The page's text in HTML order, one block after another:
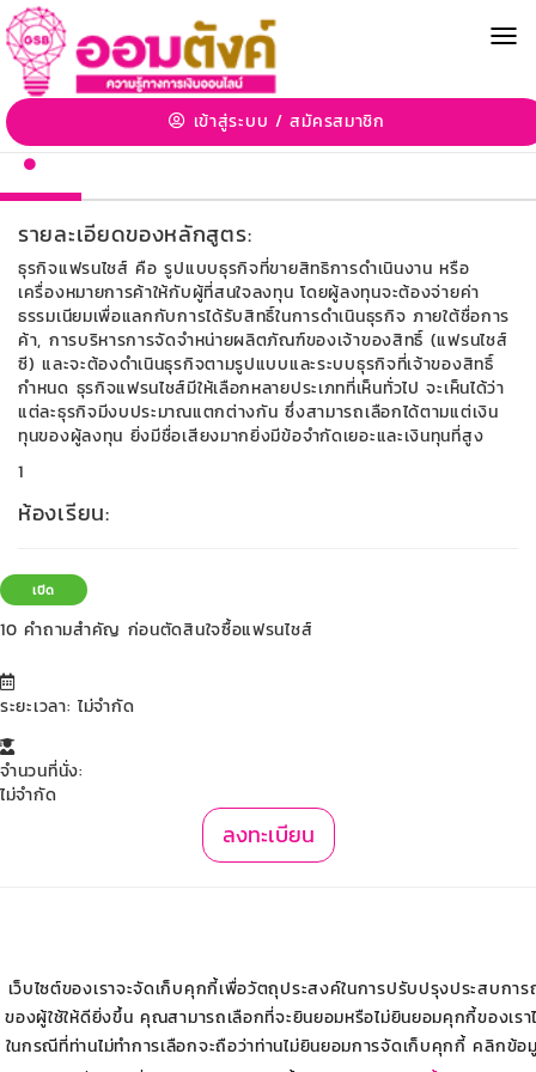
เว็บไซต์ของเราจะจัดเก็บคุกกี้เพื่อวัตถุประสงค์ในการปรับปรุงประสบกา
ของผู้ใช้ให้ดียิ่งขึ้น คุณสามารถเลือกที่จะยินยอมหรือไม่ยินยอมคุกกี้ของเรา
ในกรณีที่ท่านไม่ทำการเลือกจะถือว่าท่านไม่ยินยอมการจัดเก็บคุกกี้ คลิกข้อ
เข้าสู่ระบบ /สมัครสมาชิก
การวางแผนธุรกิจ
D63002: 10 คำถามสำคัญ ก่อนตัดสินใจซื้อแฟรนไชส์
รายละเอียดของหลักสูตร:
ธุรกิจแฟรนไชส์ คือ รูปแบบธุรกิจที่ขายสิทธิการดำเนินงาน หรือ
เครื่องหมายการค้าให้กับผู้ที่สนใจลงทุน โดยผู้ลงทุนจะต้องจ่ายค่า
ธรรมเนียมเพื่อแลกกับการได้รับสิทธิ์ในการดำเนินธุรกิจ ภายใต้ชื่อการ
ค้า, การบริหารการจัดจำหน่ายผลิตภัณฑ์ของเจ้าของสิทธิ์ (แฟรนไชส์
ซี) และจะต้องดำเนินธุรกิจตามรูปแบบและระบบธุรกิจที่เจ้าของสิทธิ์
กำหนด ธุรกิจแฟรนไชส์มีให้เลือกหลายประเภทที่เห็นทั่วไป จะเห็นได้ว่า
แต่ละธุรกิจมีงบประมาณแตกต่างกัน ซึ่งสามารถเลือกได้ตามแต่เงิน
ทุนของผู้ลงทุน ยิ่งมีชื่อเสียงมากยิ่งมีข้อจำกัดเยอะและเงินทุนที่สูง
1
ห้องเรียน:
เปิด
10 คำถามสำคัญ ก่อนตัดสินใจซื้อแฟรนไชส์
ระยะเวลา: ไม่จำกัด
จำนวนที่นั่ง:
ไม่จำกัด
ลงทะเบียน